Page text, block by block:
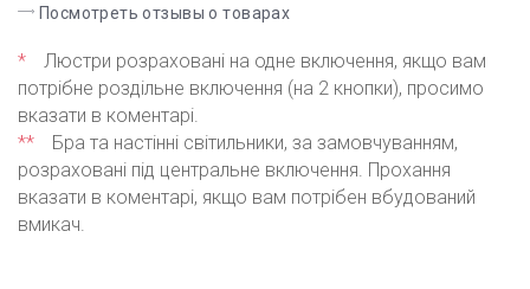
Посмотреть отзывы о товарах
*
Люстри розраховані на одне включення, якщо вам
потрібне роздільне включення (на 2 кнопки), просимо
вказати в коментарі.
**
Бра та настінні світильники, за замовчуванням,
розраховані під центральне включення. Прохання
вказати в коментарі, якщо вам потрібен вбудований
вмикач.